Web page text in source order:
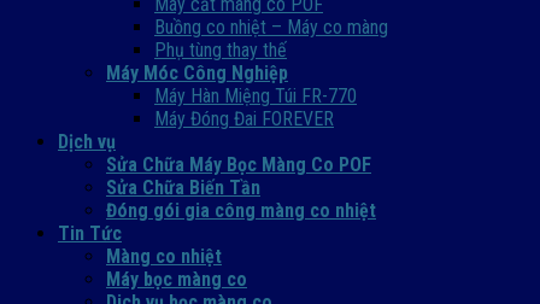
Buồng co nhiệt – Máy co màng
Phụ tùng thay thế
Máy Móc Công Nghiệp
Máy Hàn Miệng Túi FR-770
Máy Đóng Đai FOREVER
Dịch vụ
Sửa Chữa Máy Bọc Màng Co POF
Sửa Chữa Biến Tần
Đóng gói gia công màng co nhiệt
Tin Tức
Màng co nhiệt
Máy bọc màng co